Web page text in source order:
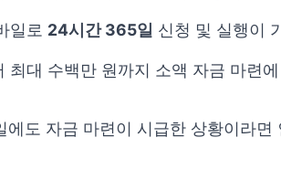
일로 24시간 365일 신청 및 실행이
최대 수백만 원까지 소액 자금 마련
에도 자금 마련이 시급한 상황이라